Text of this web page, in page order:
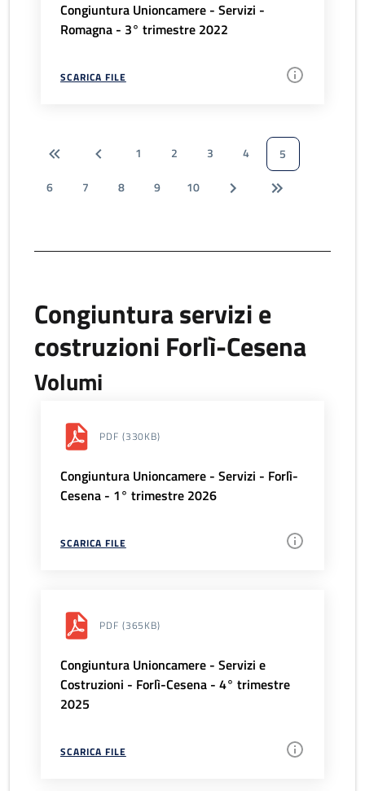
Congiuntura Unioncamere - Servizi -
Romagna - 3° trimestre 2022
SCARICA FILE
1 2 3 4
5
6
7 8 9 10
Congiuntura servizi e
costruzioni Forlì-Cesena
Volumi
PDF (330KB)
Congiuntura Unioncamere - Servizi - Forlì-
Cesena - 1° trimestre 2026
SCARICA FILE
PDF (365KB)
Congiuntura Unioncamere - Servizi e
Costruzioni - Forlì-Cesena - 4° trimestre
2025
SCARICA FILE